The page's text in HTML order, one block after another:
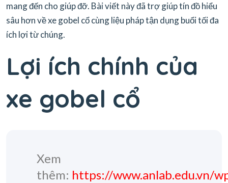
mang đến cho giúp đỡ. Bài viết này đã trợ giúp tín đồ hiểu
sâu hơn về xe gobel cổ cùng liệu pháp tận dụng buổi tối đa
ích lợi từ chúng.
Lợi ích chính của
xe gobel cổ
Xem
thêm: https://www.anlab.edu.vn/